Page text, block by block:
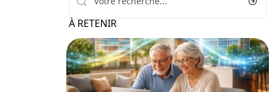
À RETENIR